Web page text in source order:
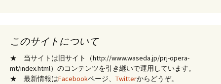
このサイトについて
★ 当サイトは旧サイト（http://www.waseda.jp/prj-opera-
mt/index.html）のコンテンツを引き継いで運用しています。
★ 最新情報はFacebookページ、 Twitterからどうぞ。